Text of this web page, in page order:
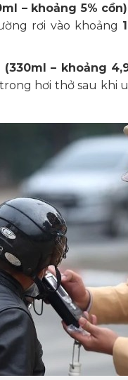
– khoảng 5%
rơi vào khoảng
– khoảng
hơi thở sau khi